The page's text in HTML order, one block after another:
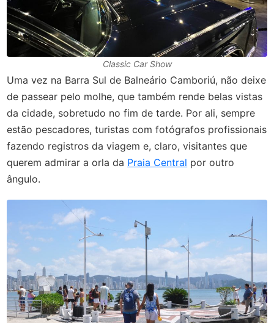
Classic Car Show
Uma vez na Barra Sul de Balneário Camboriú, não deixe
de passear pelo molhe, que também rende belas vistas
da cidade, sobretudo no fim de tarde. Por ali, sempre
estão pescadores, turistas com fotógrafos profissionais
fazendo registros da viagem e, claro, visitantes que
querem admirar a orla da Praia Central por outro
ângulo.